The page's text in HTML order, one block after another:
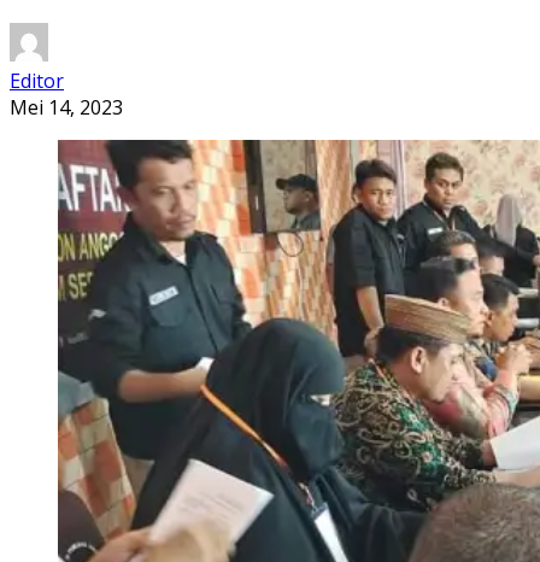
Editor
Mei 14, 2023